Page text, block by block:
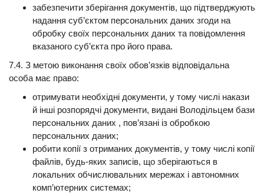
забезпечити зберігання документів, що підтверджують
надання суб’єктом персональних даних згоди на
обробку своїх персональних даних та повідомлення
вказаного суб’єкта про його права.
7.4. З метою виконання своїх обов’язків відповідальна
особа має право:
отримувати необхідні документи, у тому числі накази
й інші розпорядчі документи, видані Володільцем бази
персональних даних , пов’язані із обробкою
персональних даних;
робити копії з отриманих документів, у тому числі копії
файлів, будь-яких записів, що зберігаються в
локальних обчислювальних мережах і автономних
комп’ютерних системах;